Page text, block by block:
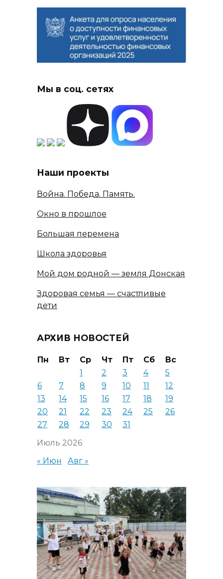
Мы в соц. сетях
Наши проекты
Война. Победа. Память.
Окно в прошлое
Большая перемена
Школа здоровья
Мой дом родной — земля Донская
Здоровая семья — счастливые
дети
АРХИВ НОВОСТЕЙ
Июль 2026
Пн Вт Ср Чт Пт Сб
Вс
1
2 3 4
5
6
7 8 9 10 11
12
13
14 15 16 17 18
19
20
21 22 23 24 25
26
27
28 29 30 31
« Июн Авг »